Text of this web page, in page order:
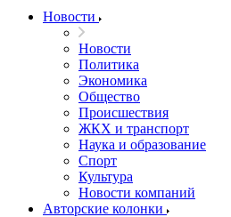
Новости
Новости
Политика
Экономика
Общество
Происшествия
ЖКХ и транспорт
Наука и образование
Спорт
Культура
Новости компаний
Авторские колонки